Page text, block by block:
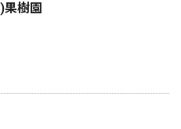
樹園